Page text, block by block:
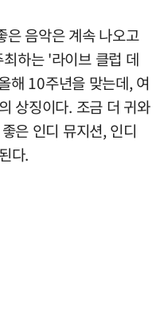
은 음악은 계속 나오고
하는 '라이브 클럽 데
해 10주년을 맞는데, 여
상징이다. 조금 더 귀와
은 인디 뮤지션, 인디
다.